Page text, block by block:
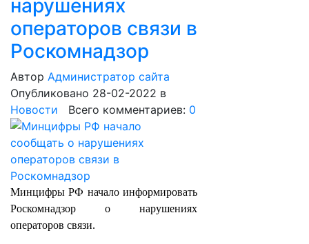
нарушениях
операторов связи в
Роскомнадзор
Автор Администратор сайта
Опубликовано 28-02-2022 в
Новости Всего комментариев: 0
Минцифры РФ начало информировать
Роскомнадзор о нарушениях
операторов связи.